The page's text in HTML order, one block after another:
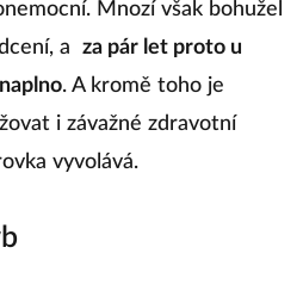
Mnozí však bohužel
a
za pár let proto u
. A kromě toho je
i závažné zdravotní
vyvolává.